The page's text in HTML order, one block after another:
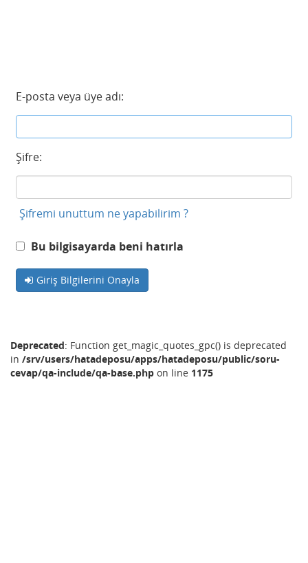
E-posta veya üye adı:
Şifre:
Şifremi unuttum ne yapabilirim ?
Bu bilgisayarda beni hatırla
Giriş Bilgilerini Onayla
Deprecated: Function get_magic_quotes_gpc() is deprecated
in /srv/users/hatadeposu/apps/hatadeposu/public/soru-
cevap/qa-include/qa-base.php on line 1175